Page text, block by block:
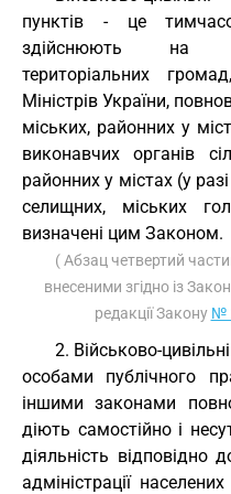
пунктів - це
здійснюють на
територіальних
Міністрів України,
міських, районних у
виконавчих органів
районних у містах (у
селищних, міських
визначені цим Законом.
( Абзац четвертий
внесеними згідно із
редакції Закону №
2. Військово-
особами публічного
іншими законами
діють самостійно і
діяльність відповідно
адміністрації